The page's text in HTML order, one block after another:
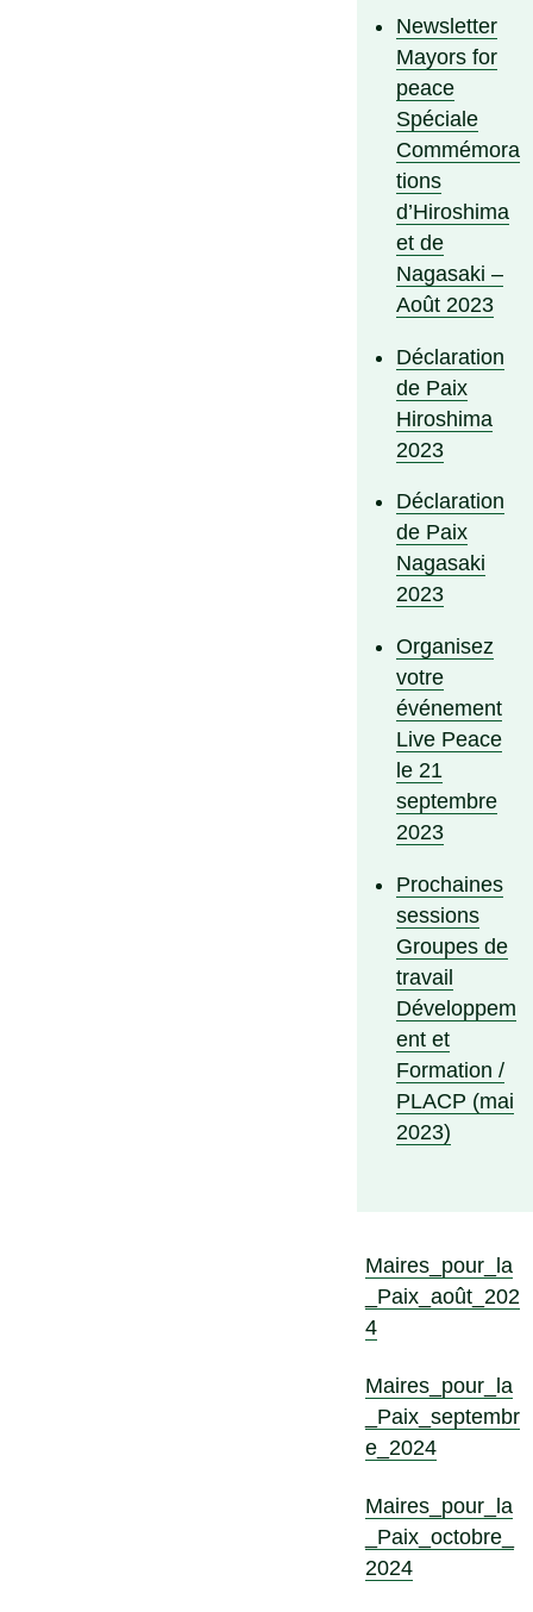
Newsletter
Mayors for
peace
Spéciale
Commémora
tions
d’Hiroshima
et de
Nagasaki –
Août 2023
Déclaration
de Paix
Hiroshima
2023
Déclaration
de Paix
Nagasaki
2023
Organisez
votre
événement
Live Peace
le 21
septembre
2023
Prochaines
sessions
Groupes de
travail
Développem
ent et
Formation /
PLACP (mai
2023)
Maires_pour_la
_Paix_août_202
4
Maires_pour_la
_Paix_septembr
e_2024
Maires_pour_la
_Paix_octobre_
2024